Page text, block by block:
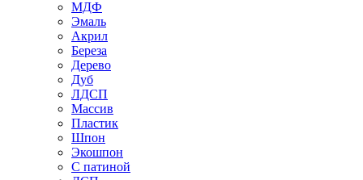
МДФ
Эмаль
Акрил
Береза
Дерево
Дуб
ЛДСП
Массив
Пластик
Шпон
Экошпон
С патиной